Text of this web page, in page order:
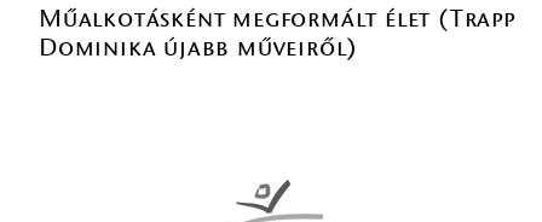
Műalkotásként megformált élet (Trapp
Dominika újabb műveiről)